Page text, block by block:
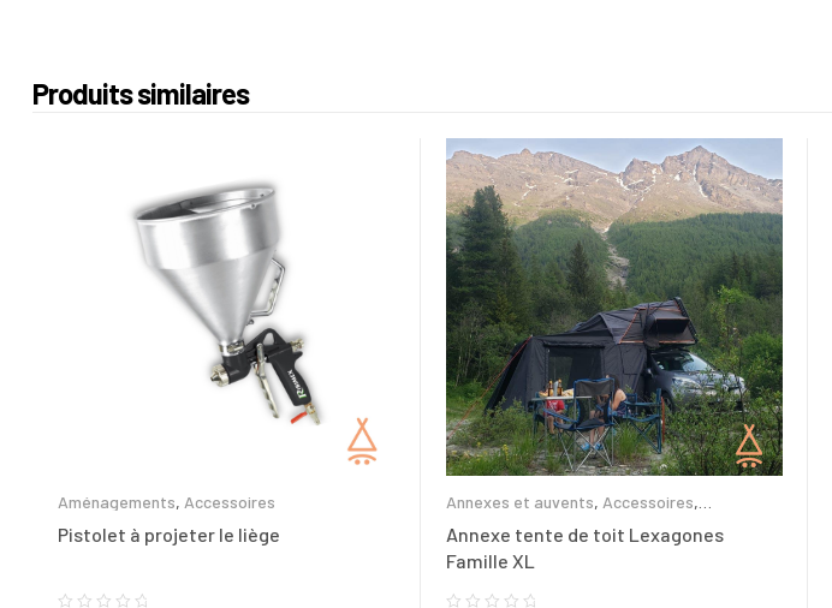
Produits similaires
Aménagements, Accessoires
Pistolet à projeter le liège
Annexes et auvents, Accessoires,
Annexe tente de toit Lexagones
Famille XL